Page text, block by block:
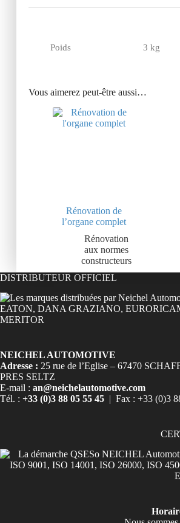
Poids 3 kg
Vous aimerez peut-être aussi…
Rénovation de
l’organe complet
Rénovation
aux normes
constructeurs
DISTRIBUTEUR OFFICIEL
NEICHEL AUTOMOTIVE
Adresse : 25 rue de l’Eglise – 67470
PRES SELTZ
E-mail : an@neichelautomotive.com
Tél. : +33 (0)3 88 05 55 45 | Fax : +33 (0)3